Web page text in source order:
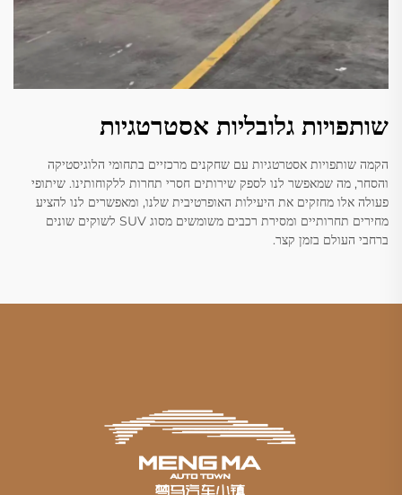
שותפויות גלובליות אסטרטגיות
הקמה שותפויות אסטרטגיות עם שחקנים מרכזיים בתחומי הלוגיסטיקה
והסחר, מה שמאפשר לנו לספק שירותים חסרי תחרות ללקוחותינו. שיתופי
פעולה אלו מחזקים את היעילות האופרטיבית שלנו, ומאפשרים לנו להציע
מחירים תחרותיים ומסירת רכבים משומשים מסוג SUV לשוקים שונים
ברחבי העולם בזמן קצר.